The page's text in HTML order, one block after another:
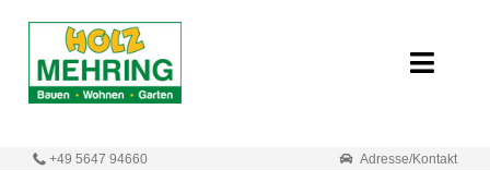
springen
Toggle
+49 5647 94660 Adresse/Kontakt